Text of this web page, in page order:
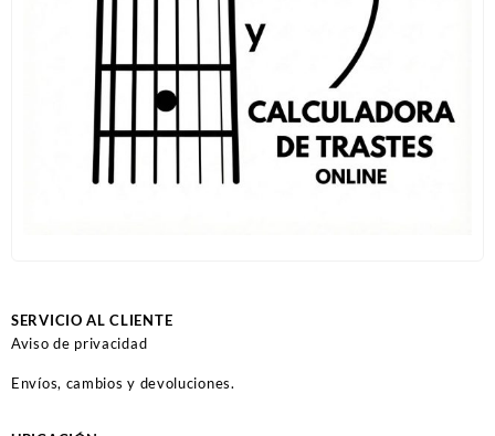
SERVICIO AL CLIENTE
Aviso de privacidad
Envíos, cambios y devoluciones.